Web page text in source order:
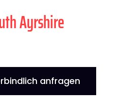
Ayrshire
anfragen